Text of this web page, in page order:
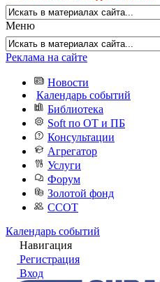
Меню
Реклама на сайте
Новости
Календарь событий
Библиотека
Soft по ОТ и ПБ
Консультации
Агрегатор
Услуги
Форум
Золотой фонд
ССОТ
Календарь событий
Навигация
Регистрация
Вход